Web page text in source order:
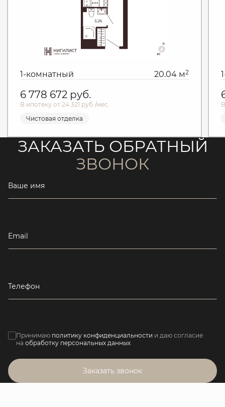
1-комнатный 20.04 м2
6 778 672 руб.
В ипотеку от 24 321 руб./мес.
Чистовая отделка
ЗАКАЗАТЬ ОБРАТНЫЙ
ЗВОНОК
Ваше имя
Email
Телефон
Принимаю политику конфиденциальности и даю согласие
на обработку персональных данных
Заказать звонок